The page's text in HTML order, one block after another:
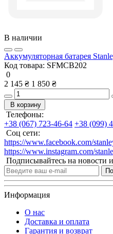
В наличии
Аккумуляторная батарея
Код товара: SFMCB202
0
2 145 ₴ 1 850 ₴
В корзину
Телефоны:
+38 (067) 723-46-64 +38 (099)
Соц сети:
https://www.facebook.com/
https://www.instagram.com/
Подписывайтесь на новости
Информация
О нас
Доставка и оплата
Гарантия и возврат